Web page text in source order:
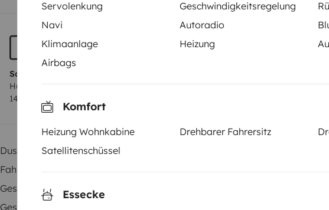
Servolenkung Geschwindigkeitsregelung
Navi
Autoradio
Klimaanlage
Heizung
Airbags
Komfort
Heizung Wohnkabine Drehbarer Fahrersitz
Satellitenschüssel
Essecke
Schlafplatz 1
Hubbett
140x195 cm
Getrennte Betten
Getrennte Betten
Dusche innen
Fahrradträger
Kühlschrank
Geschirrset
Geschwindigkeitsregelung